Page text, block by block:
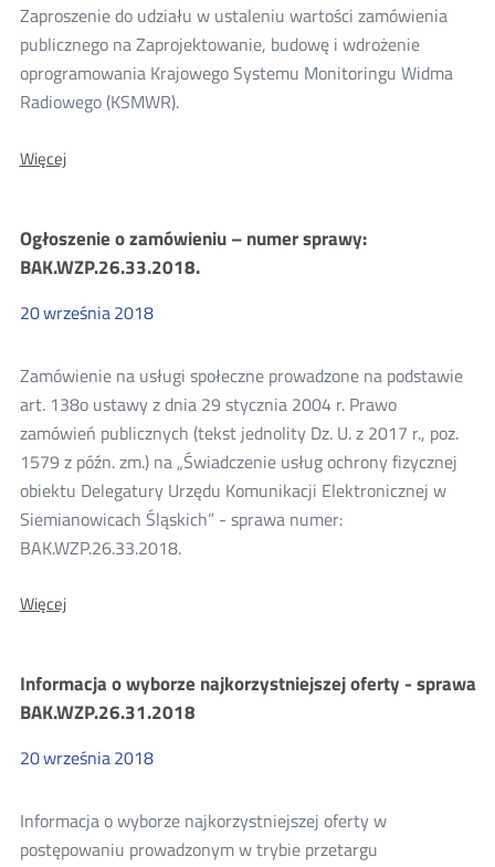
Zaproszenie do udziału w ustaleniu wartości zamówienia
publicznego na Zaprojektowanie, budowę i wdrożenie
oprogramowania Krajowego Systemu Monitoringu Widma
Radiowego (KSMWR).
WięcejO:
w
ustaleniu
wartości
publicznego
nr
BAK.WZP.26.5.2018.63
Ogłoszenie o zamówieniu – numer sprawy:
BAK.WZP.26.33.2018.
20września2018
Zamówienie na usługi społeczne prowadzone na podstawie
art. 138o ustawy z dnia 29 stycznia 2004 r. Prawo
zamówień publicznych (tekst jednolity Dz. U. z 2017 r., poz.
1579 z późn. zm.) na „Świadczenie usług ochrony fizycznej
obiektu Delegatury Urzędu Komunikacji Elektronicznej w
Siemianowicach Śląskich” - sprawa numer:
BAK.WZP.26.33.2018.
WięcejO:
–
numer
sprawy:
Informacja o wyborze najkorzystniejszej oferty - sprawa
BAK.WZP.26.31.2018
20września2018
Informacja o wyborze najkorzystniejszej oferty w
postępowaniu prowadzonym w trybie przetargu